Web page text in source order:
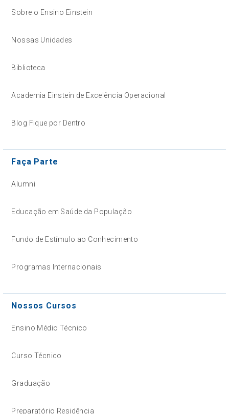
Sobre o Ensino Einstein
Nossas Unidades
Biblioteca
Academia Einstein de Excelência Operacional
Blog Fique por Dentro
Faça Parte
Alumni
Educação em Saúde da População
Fundo de Estímulo ao Conhecimento
Programas Internacionais
Nossos Cursos
Ensino Médio Técnico
Curso Técnico
Graduação
Preparatório Residência